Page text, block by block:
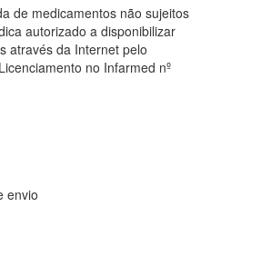
de medicamentos não sujeitos
autorizado a disponibilizar
através da Internet pelo
no Infarmed nº
envio